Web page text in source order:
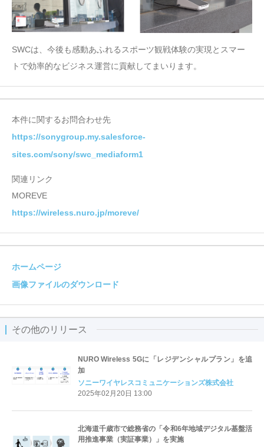
SWCは、今後も感動あふれるスポーツ観戦体験の実現とスマー
トで効率的なビジネス運営に貢献してまいります。
本件に関するお問合わせ先
https://sonygroup.my.salesforce-
sites.com/sony/swc_mediaform1
関連リンク
MOREVE
https://wireless.nuro.jp/moreve/
ホームページ
画像ファイルのダウンロード
その他のリリース
NURO Wireless 5Gに「レジデンシャルプラン」を追
加
ソニーワイヤレスコミュニケーションズ株式会社
2025年02月20日 13:00
北海道千歳市で総務省の「令和6年地域デジタル基盤活
用推進事業（実証事業）」を実施